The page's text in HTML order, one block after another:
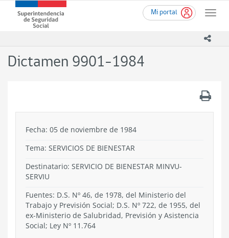
contenido
Mi portal
Toggle
Superintendencia
de
-
Dictamen 9901-1984
Fecha: 05 de noviembre de 1984
Tema: SERVICIOS DE BIENESTAR
Destinatario: SERVICIO DE BIENESTAR MINVU-
SERVIU
Fuentes: D.S. Nº 46, de 1978, del Ministerio del
Trabajo y Previsión Social; D.S. Nº 722, de 1955, del
ex-Ministerio de Salubridad, Previsión y Asistencia
Social; Ley Nº 11.764